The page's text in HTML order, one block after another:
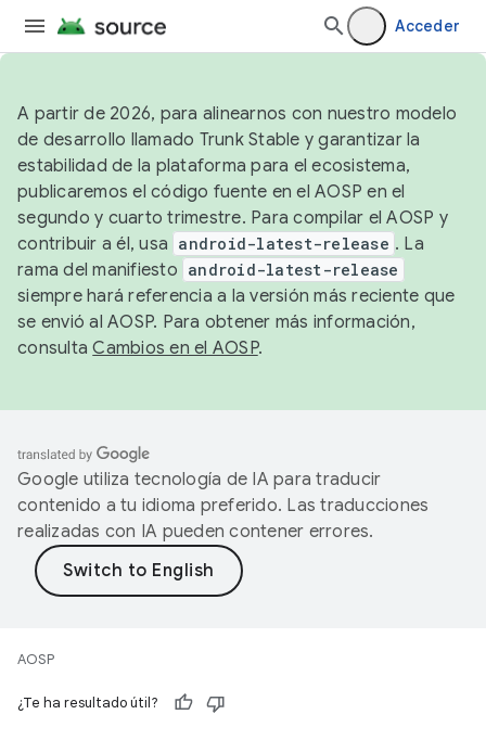
Acceder
A partir de 2026, para alinearnos con nuestro modelo
de desarrollo llamado Trunk Stable y garantizar la
estabilidad de la plataforma para el ecosistema,
publicaremos el código fuente en el AOSP en el
segundo y cuarto trimestre. Para compilar el AOSP y
contribuir a él, usa android-latest-release . La
rama del manifiesto android-latest-release
siempre hará referencia a la versión más reciente que
se envió al AOSP. Para obtener más información,
consultaCambios en el AOSP.
Google utiliza tecnología de IA para traducir
contenido a tu idioma preferido. Las traducciones
realizadas con IA pueden contener errores.
AOSP
¿Te ha resultado útil?